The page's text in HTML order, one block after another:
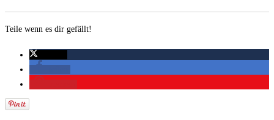
Teile wenn es dir gefällt!